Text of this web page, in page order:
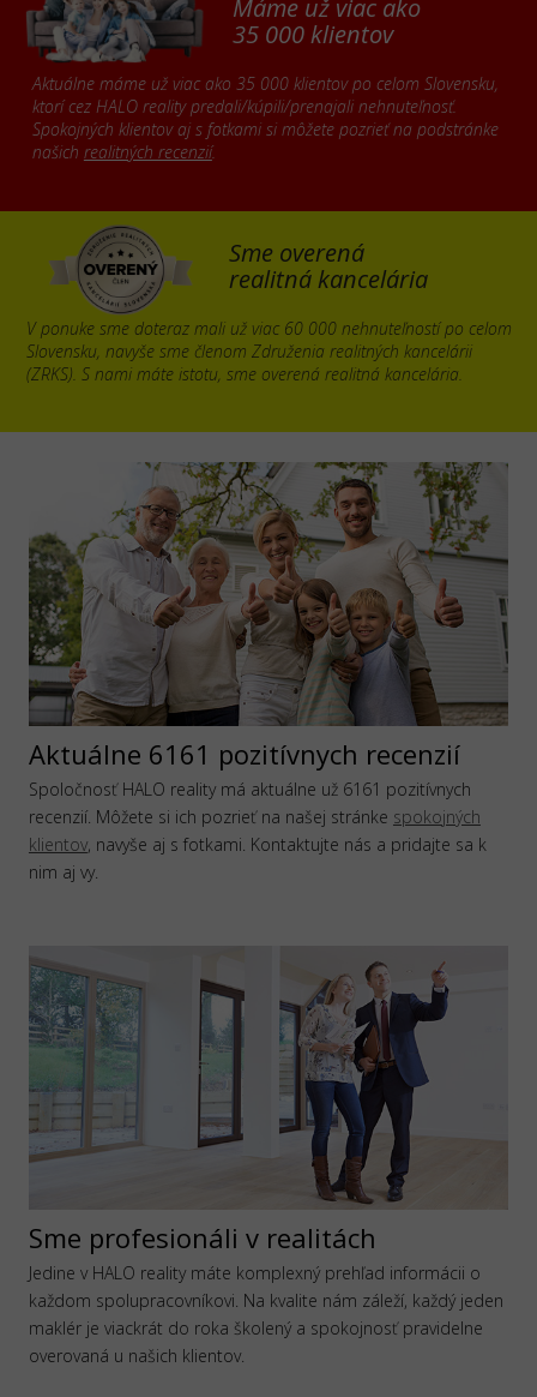
Máme už viac ako
35 000 klientov
Aktuálne máme už viac ako 35 000 klientov po celom Slovensku,
ktorí cez HALO reality predali/kúpili/prenajali nehnuteľnosť.
Spokojných klientov aj s fotkami si môžete pozrieť na podstránke
našich realitných recenzií.
Sme overená
realitná kancelária
V ponuke sme doteraz mali už viac 60 000 nehnuteľností po celom
Slovensku, navyše sme členom Združenia realitných kancelárii
(ZRKS). S nami máte istotu, sme overená realitná kancelária.
Aktuálne 6161 pozitívnych recenzií
Spoločnosť HALO reality má aktuálne už 6161 pozitívnych
recenzií. Môžete si ich pozrieť na našej stránke spokojných
klientov, navyše aj s fotkami. Kontaktujte nás a pridajte sa k
nim aj vy.
Sme profesionáli v realitách
Jedine v HALO reality máte komplexný prehľad informácii o
každom spolupracovníkovi. Na kvalite nám záleží, každý jeden
maklér je viackrát do roka školený a spokojnosť pravidelne
overovaná u našich klientov.